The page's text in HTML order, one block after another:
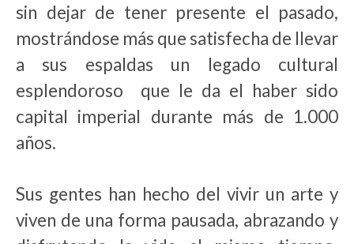
sin dejar de tener presente el pasado,
mostrándose más que satisfecha de llevar
a sus espaldas un legado cultural
esplendoroso que le da el haber sido
capital imperial durante más de 1.000
años.
Sus gentes han hecho del vivir un arte y
viven de una forma pausada, abrazando y